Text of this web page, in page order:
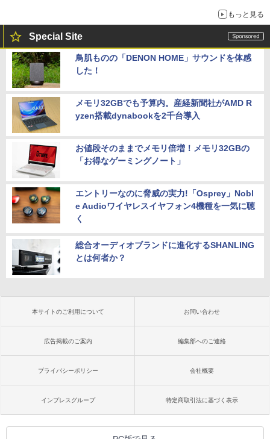
もっと見る
Special Site
鳥肌ものの「DENON HOME」サウンドを体感
した！
メモリ32GBでも予算内。産経新聞社がAMD R
yzen搭載dynabookを2千台導入
お値段そのままでメモリ倍増！メモリ32GBの
「お得なゲーミングノート」
エントリーなのに脅威の実力!「Osprey」Nobl
e Audioワイヤレスイヤフォン4機種を一気に聴
く
総合オーディオブランドに進化するSHANLING
とは何者か？
本サイトのご利用について お問い合わせ
広告掲載のご案内 編集部へのご連絡
プライバシーポリシー 会社概要
インプレスグループ 特定商取引法に基づく表示